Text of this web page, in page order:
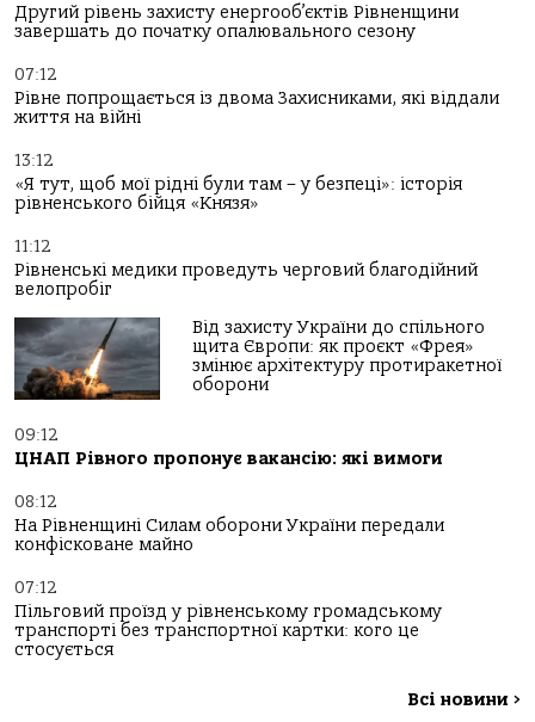
Другий рівень захисту енергооб’єктів Рівненщини
завершать до початку опалювального сезону
07:12
Рівне попрощається із двома Захисниками, які віддали
життя на війні
13:12
«Я тут, щоб мої рідні були там – у безпеці»: історія
рівненського бійця «Князя»
11:12
Рівненські медики проведуть черговий благодійний
велопробіг
Від захисту України до спільного
щита Європи: як проєкт «Фрея»
змінює архітектуру протиракетної
оборони
09:12
ЦНАП Рівного пропонує вакансію: які вимоги
08:12
На Рівненщині Силам оборони України передали
конфісковане майно
07:12
Пільговий проїзд у рівненському громадському
транспорті без транспортної картки: кого це
стосується
Всі новини >